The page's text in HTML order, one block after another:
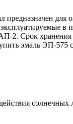
предназначен для
в
2. Срок хранения
эмаль ЭП-
солнечных